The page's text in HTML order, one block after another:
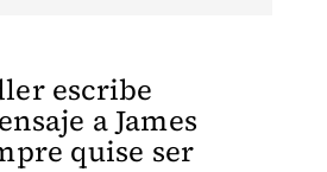
escribe
a James
quise ser